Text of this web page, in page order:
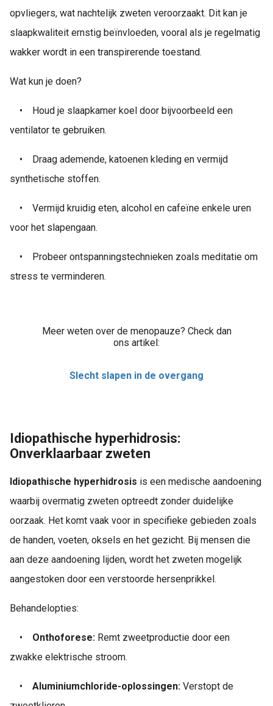
opvliegers, wat nachtelijk zweten veroorzaakt. Dit kan je
slaapkwaliteit ernstig beïnvloeden, vooral als je regelmatig
wakker wordt in een transpirerende toestand.
Wat kun je doen?
•
Houd je slaapkamer koel door bijvoorbeeld een
ventilator te gebruiken.
•
Draag ademende, katoenen kleding en vermijd
synthetische stoffen.
•
Vermijd kruidig eten, alcohol en cafeïne enkele uren
voor het slapengaan.
•
Probeer ontspanningstechnieken zoals meditatie om
stress te verminderen.
Meer weten over de menopauze? Check dan
ons artikel:
Slecht slapen in de overgang
⁠Idiopathische hyperhidrosis:
Onverklaarbaar zweten
Idiopathische hyperhidrosis is een medische aandoening
waarbij overmatig zweten optreedt zonder duidelijke
oorzaak. Het komt vaak voor in specifieke gebieden zoals
de handen, voeten, oksels en het gezicht. Bij mensen die
aan deze aandoening lijden, wordt het zweten mogelijk
aangestoken door een verstoorde hersenprikkel.
Behandelopties:
• Onthoforese: Remt zweetproductie door een
zwakke elektrische stroom.
• Aluminiumchloride-oplossingen: Verstopt de